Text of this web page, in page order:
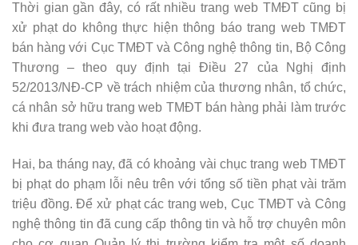
Thời gian gần đây, có rất nhiều trang web TMĐT cũng bị
xử phạt do không thực hiện thông báo trang web TMĐT
bán hàng với Cục TMĐT và Công nghệ thông tin, Bộ Công
Thương – theo quy định tại Điều 27 của Nghị định
52/2013/NĐ-CP về trách nhiệm của thương nhân, tổ chức,
cá nhân sở hữu trang web TMĐT bán hàng phải làm trước
khi đưa trang web vào hoạt động.
Hai, ba tháng nay, đã có khoảng vài chục trang web TMĐT
bị phạt do phạm lỗi nêu trên với tổng số tiền phạt vài trăm
triệu đồng. Để xử phạt các trang web, Cục TMĐT và Công
nghệ thông tin đã cung cấp thông tin và hỗ trợ chuyên môn